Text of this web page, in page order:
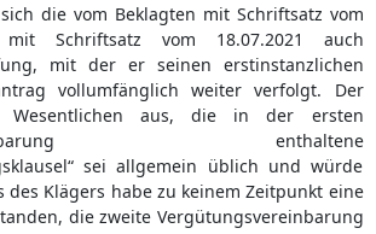
die vom Beklagten mit Schriftsatz vom
mit Schriftsatz vom 18.07.2021 auch
mit der er seinen erstinstanzlichen
vollumfänglich weiter verfolgt. Der
aus, die in der ersten
enthaltene
sei allgemein üblich und würde
des Klägers habe zu keinem Zeitpunkt eine
die zweite Vergütungsvereinbarung